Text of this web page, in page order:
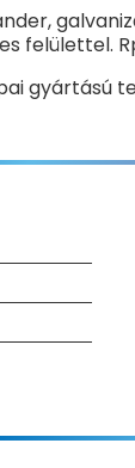
felülettel.
gyártású